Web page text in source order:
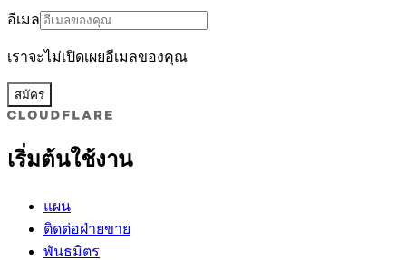
อีเมล
เราจะไม่เปิดเผยอีเมลของคุณ
สมัคร
เริ่มต้นใช้งาน
แผน
ติดต่อฝ่ายขาย
พันธมิตร